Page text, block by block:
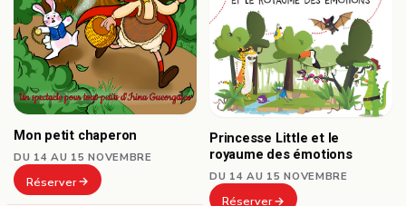
Mon petit chaperon
DU 14 AU 15 NOVEMBRE
Réserver
Princesse Little et le
royaume des émotions
DU 14 AU 15 NOVEMBRE
Réserver